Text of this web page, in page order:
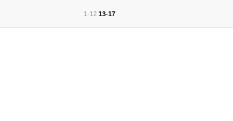
1-12 13-17